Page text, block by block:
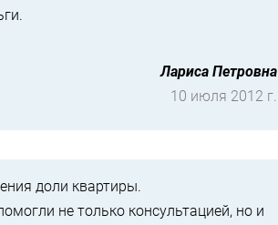
Лариса Петровна
10 июля 2012 г.
доли квартиры.
не только консультацией, но и